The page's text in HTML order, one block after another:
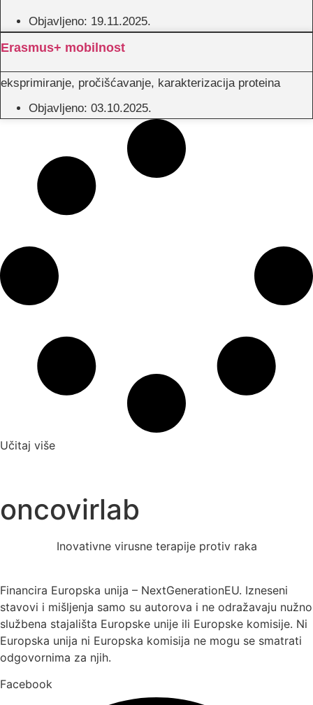
Objavljeno: 19.11.2025.
Erasmus+ mobilnost
eksprimiranje, pročišćavanje, karakterizacija proteina
Objavljeno: 03.10.2025.
Učitaj više
oncovirlab
Inovativne virusne terapije protiv raka
Financira Europska unija – NextGenerationEU. Izneseni
stavovi i mišljenja samo su autorova i ne odražavaju nužno
službena stajališta Europske unije ili Europske komisije. Ni
Europska unija ni Europska komisija ne mogu se smatrati
odgovornima za njih.
Facebook